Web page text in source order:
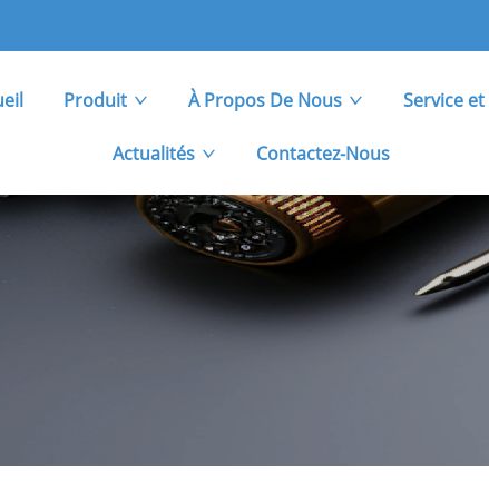
Produit À Propos De Nous Service
Actualités Contactez-Nous